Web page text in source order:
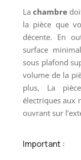
La chambre
la pièce que
décente. En
surface
sous plafond
volume de la
plus, La
électriques aux
ouvrant sur
Important :